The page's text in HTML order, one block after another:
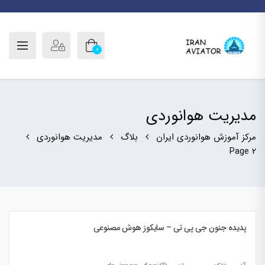
0
مدیریت هوانوردی
مرکز آموزش هوانوردی ایران بلاگ
مدیریت هوانوردی
Page 2
پدیده جنون جی پی تی – سایکوز هوش مصنوعی